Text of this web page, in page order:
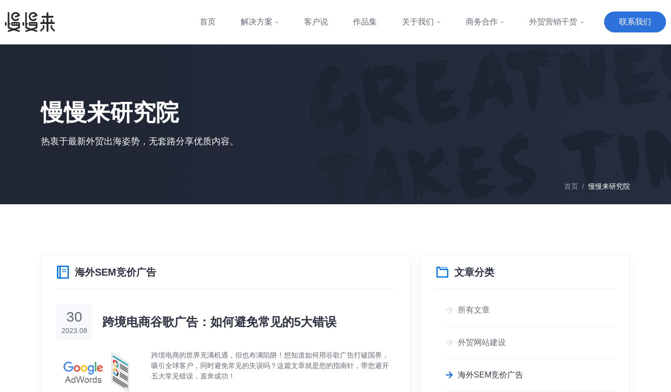
首页 解决方案 客户说 作品集 关于我们 商务合作 外贸营销干货 联系我们
慢慢来研究院
热衷于最新外贸出海姿势，无套路分享优质内容。
首页 / 慢慢来研究院
海外SEM竞价广告
30
2023.08
跨境电商谷歌广告：如何避免常见的5大错误
跨境电商的世界充满机遇，但也布满陷阱！想知道如何用谷歌广告打破国界，
吸引全球客户，同时避免常见的失误吗？这篇文章就是您的指南针，带您避开
五大常见错误，直奔成功！
文章分类
所有文章
外贸网站建设
海外SEM竞价广告